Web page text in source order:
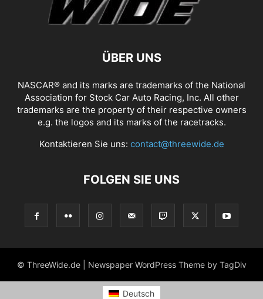
ÜBER UNS
NASCAR® and its marks are trademarks of the National
Association for Stock Car Auto Racing, Inc. All other
trademarks are the property of their respective owners
e.g. the logos and its marks of the racetracks.
Kontaktieren Sie uns: contact@threewide.de
FOLGEN SIE UNS
© ThreeWide.de | Newspaper WordPress Theme by TagDiv
Deutsch